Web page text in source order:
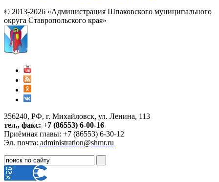
© 2013-2026 «Администрация Шпаковского муниципального
округа Ставропольского края»
356240, РФ, г. Михайловск, ул. Ленина, 113
тел., факс: +7 (86553) 6-00-16
Приёмная главы: +7 (86553) 6-30-12
Эл. почта: administration@shmr.ru